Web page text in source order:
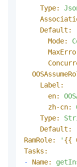
Type:
Default:
Mode:
Label:
en:
zh-cn:
Type:
Default:
RamRole:
' {{
Tasks:
-
Name: